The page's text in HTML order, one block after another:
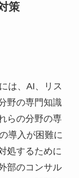
策
は、AI、リス
野の専門知識
らの分野の専
導入が困難に
処するために
部のコンサル